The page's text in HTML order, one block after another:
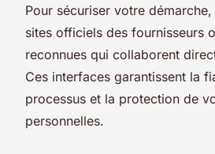
Pour sécuriser votre
sites officiels des fournisseurs
reconnues qui collaborent
Ces interfaces garantissent la
processus et la protection de
personnelles.